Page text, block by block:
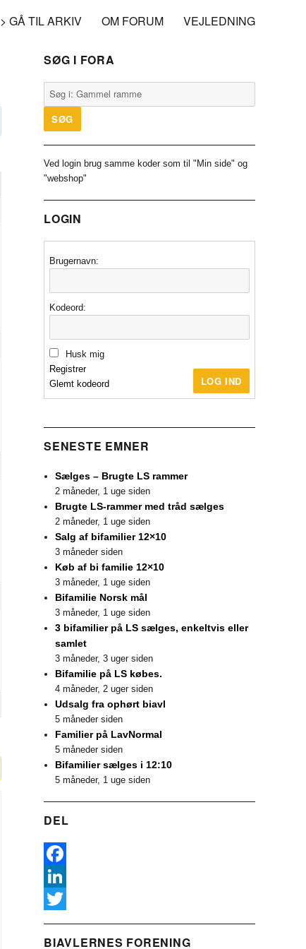
> GÅ TIL ARKIV OM FORUM VEJLEDNING
SØG I FORA
Ved login brug samme koder som til "Min side" og
"webshop"
LOGIN
Brugernavn:
Kodeord:
Husk mig
LOG IND
Registrer
Glemt kodeord
SENESTE EMNER
Sælges – Brugte LS rammer
2 måneder, 1 uge siden
Brugte LS-rammer med tråd sælges
2 måneder, 1 uge siden
Salg af bifamilier 12×10
3 måneder siden
Køb af bi familie 12×10
3 måneder, 1 uge siden
Bifamilie Norsk mål
3 måneder, 1 uge siden
3 bifamilier på LS sælges, enkeltvis eller
samlet
3 måneder, 3 uger siden
Bifamilie på LS købes.
4 måneder, 2 uger siden
Udsalg fra ophørt biavl
5 måneder siden
Familier på LavNormal
5 måneder siden
Bifamilier sælges i 12:10
5 måneder, 1 uge siden
DEL
F
a
e
L
nw
BIAVLERNES FORENING